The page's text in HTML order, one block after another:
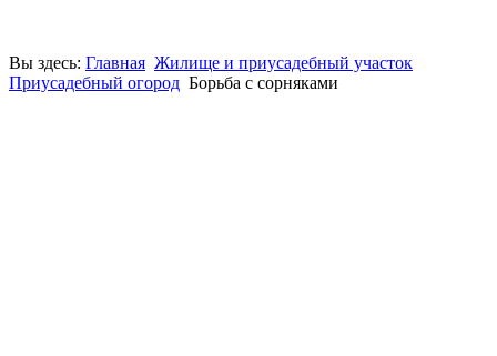
Вы здесь: Главная Жилище и приусадебный участок
Приусадебный огород Борьба с сорняками